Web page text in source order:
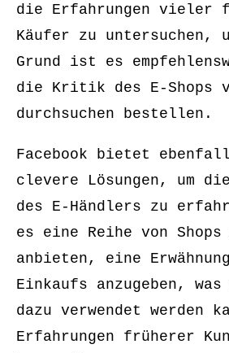
die Erfahrungen vieler
Käufer zu untersuchen,
Grund ist es
die Kritik des E-Shops
durchsuchen bestellen.
Facebook bietet
clevere Lösungen, um
des E-Händlers zu
es eine Reihe von
anbieten, eine
Einkaufs anzugeben, was
dazu verwendet werden
Erfahrungen früherer